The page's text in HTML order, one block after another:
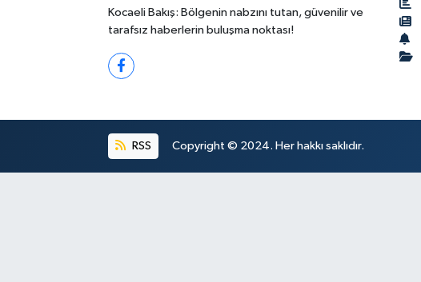
Kocaeli Bakış: Bölgenin nabzını tutan, güvenilir ve
tarafsız haberlerin buluşma noktası!
RSS Copyright © 2024. Her hakkı saklıdır.